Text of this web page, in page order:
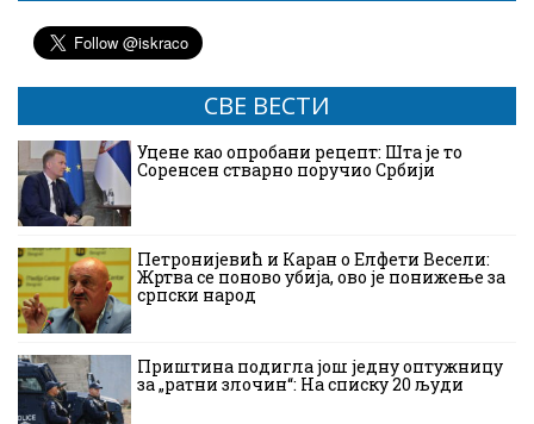
СВЕ ВЕСТИ
Уцене као опробани рецепт: Шта је то
Соренсен стварно поручио Србији
Петронијевић и Каран о Елфети Весели:
Жртва се поново убија, ово је понижење за
српски народ
Приштина подигла још једну оптужницу
за „ратни злочин“: На списку 20 људи